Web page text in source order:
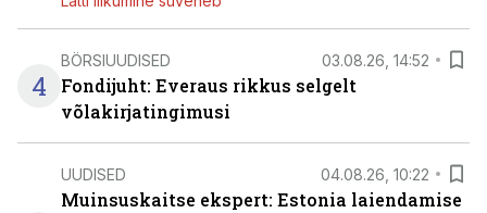
4
BÖRSIUUDISED 03.08.26, 14:52
Fondijuht: Everaus rikkus selgelt
võlakirjatingimusi
UUDISED 04.08.26, 10:22
Muinsuskaitse ekspert: Estonia laiendamise